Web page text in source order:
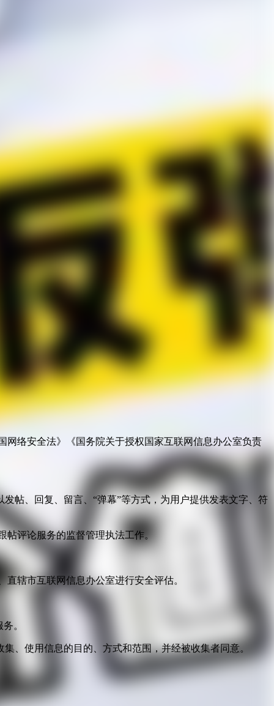
络安全法》《国务院关于授权国家互联网信息办公室负责
帖、回复、留言、“弹幕”等方式，为用户提供发表文字、符
评论服务的监督管理执法工作。
辖市互联网信息办公室进行安全评估。
。
、使用信息的目的、方式和范围，并经被收集者同意。